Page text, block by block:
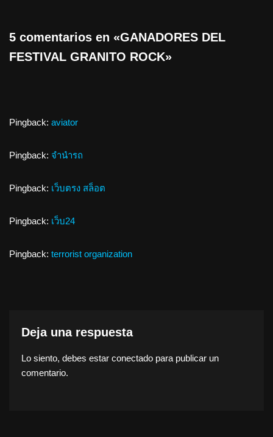
5 comentarios en «GANADORES DEL
FESTIVAL GRANITO ROCK»
Pingback: aviator
Pingback: จำนำรถ
Pingback: เว็บตรง สล็อต
Pingback: เว็บ24
Pingback: terrorist organization
Deja una respuesta
Lo siento, debes estar conectado para publicar un
comentario.